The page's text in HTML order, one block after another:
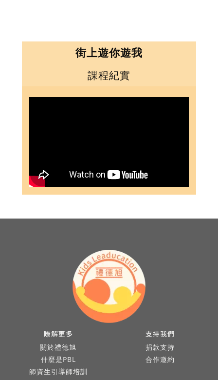
街上遊你遊我
課程紀實
瞭解更多
關於禮德旭
什麼是PBL
師資生引導師培訓
支持我們
捐款支持
合作邀約